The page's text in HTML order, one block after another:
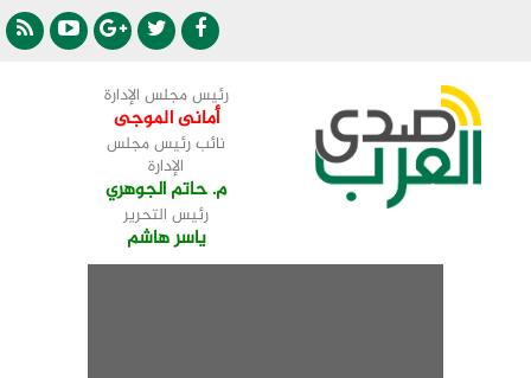
رئيس مجلس الإدارة
أمانى الموجى
نائب رئيس مجلس
الإدارة
م. حاتم الجوهري
رئيس التحرير
ياسر هاشم